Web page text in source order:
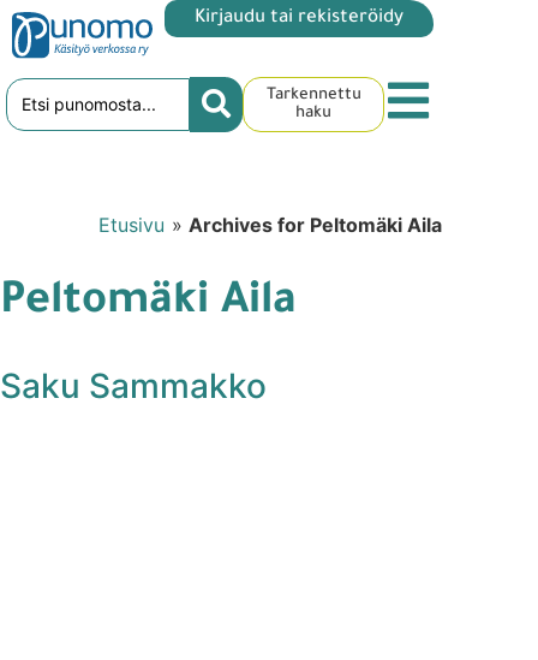
Kirjaudu tai rekisteröidy
Tarkennettu
haku
Etusivu » Archives for Peltomäki Aila
Peltomäki Aila
Saku Sammakko